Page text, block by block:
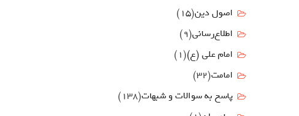
اصول دين(15)
اطلاع‌رسانی(9)
امام علي (ع)(1)
امامت(32)
پاسخ به سوالات و شبهات(138)